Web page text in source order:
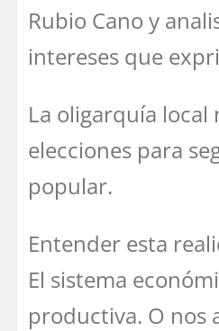
Rubio Cano y
intereses que
La oligarquía
elecciones para
popular.
Entender esta
El sistema
productiva. O nos